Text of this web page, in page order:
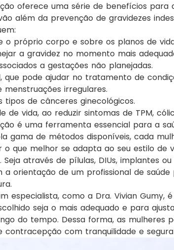
oferece uma série de benefícios para
além da prevenção de gravidezes
o próprio corpo e sobre os planos de
a gravidez no momento mais
a gestações não planejadas.
que pode ajudar no tratamento de
menstruações irregulares.
tipos de cânceres ginecológicos.
de vida, ao reduzir sintomas de TPM,
é uma ferramenta essencial para a
gama de métodos disponíveis, cada
que melhor se adapta ao seu estilo de
através de pílulas, DIUs, implantes ou
orientação de um profissional de
especialista, como a Dra. Vivian Gumy,
seja o mais adequado e para
do tempo. Dessa forma, as mulheres
com tranquilidade e